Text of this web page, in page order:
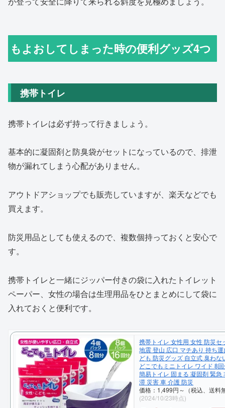
もよおしてしまった時の便利グッズ4つ
携帯トイレ
携帯トイレは必ず持って行きましょう。
基本的に凝固剤と防臭袋がセットになっているので、排泄
物が漏れてしまう心配がありません。
アウトドアショップでも販売していますが、楽天などでも
買えます。
防災用品としても使えるので、複数個持っておくと安心で
す。
携帯トイレと一緒にジッパー付きの袋に入れたトイレット
ペーパー、女性の場合は生理用品をひとまとめにして袋に
入れておくと便利です。
携帯トイレ 女性用 女性 防災セ
地震 登山 広口 マチあり 持ち
ども 防災グッズ 自立式 臭わな
どこでもミニトイレ ワイド 8
簡易トイレ 固まる 凝固剤 緊急
滞 災害 車 介護 防災
価格：1,499円～（税込、送料
(2024/10/23時点)